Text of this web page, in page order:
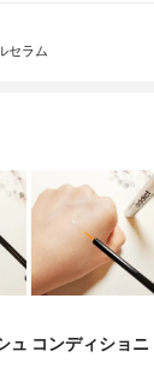
セラム
ュ コンディショニ